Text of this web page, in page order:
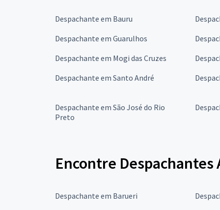
Despachante em Bauru
Despachante em Guarulhos
Despachante em Mogi das Cruzes
Despachante em Santo André
Despachante em São José do Rio
Preto
Encontre
Despachante em Barueri